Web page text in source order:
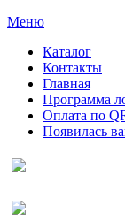
Меню
Каталог
Контакты
Главная
Программа
Оплата по
Появилась